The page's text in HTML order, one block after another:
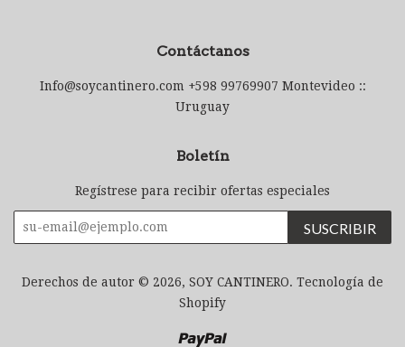
Contáctanos
Info@soycantinero.com +598 99769907 Montevideo ::
Uruguay
Boletín
Regístrese para recibir ofertas especiales
SUSCRIBIR
Derechos de autor © 2026, SOY CANTINERO. Tecnología de
Shopify